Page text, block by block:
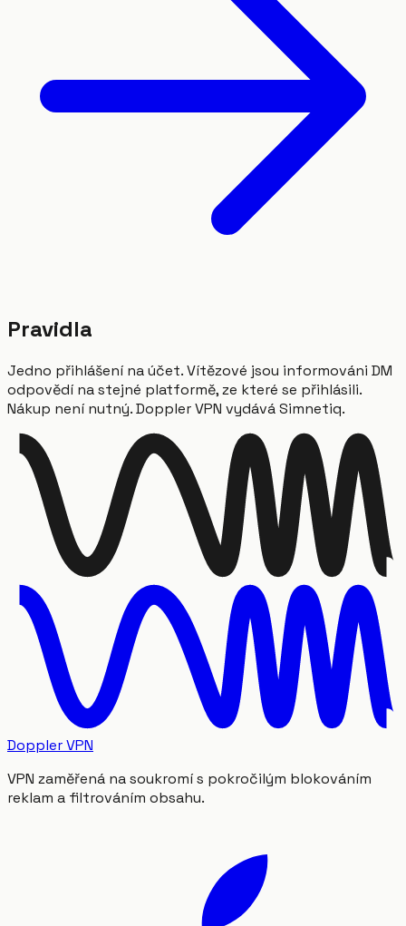
Pravidla
Jedno přihlášení na účet. Vítězové jsou informováni DM
odpovědí na stejné platformě, ze které se přihlásili.
Nákup není nutný. Doppler VPN vydává Simnetiq.
Doppler VPN
VPN zaměřená na soukromí s pokročilým blokováním
reklam a filtrováním obsahu.